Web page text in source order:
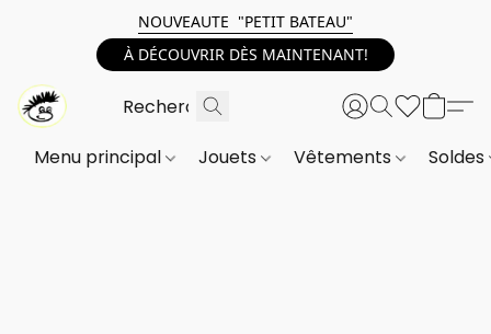
NOUVEAUTE "PETIT BATEAU"
À DÉCOUVRIR DÈS MAINTENANT!
Menu principal Jouets Vêtements Soldes